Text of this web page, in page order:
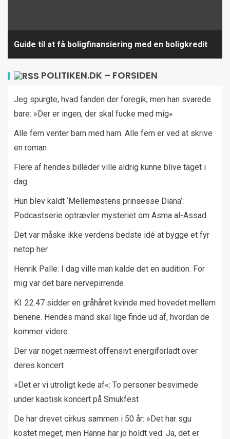
Guide til at få boligfinansiering med en boligkredit
POLITIKEN.DK – FORSIDEN
Jeg spurgte, hvad fanden der foregik, men han svarede
bare: »Der er ingen, der skal fucke med mig«
Alle fem venter barn med ham. Alle fem er ved at skrive
en roman
Flere af hendes billeder ville aldrig kunne blive taget i
dag
Hun blev kaldt ‘Mellemøstens prinsesse Diana’:
Podcastserie optrævler mysteriet om Asma al-Assad
Det var måske ikke verdens bedste idé at bygge et fyr
netop her
Henrik Palle: I dag ville man kalde det en audition. For
mig var det bare nervepirrende
Kl. 22.47 sidder en gråhåret kvinde med hovedet mellem
benene. Hendes mand skal lige finde ud af, hvordan de
kommer videre
Der var noget nærmest offensivt energiforladt over
deres koncert
»Det er vi utroligt kede af«: To personer besvimede
under kaotisk koncert på Smukfest
De har drevet cirkus sammen i 50 år: »Det har sgu
kostet meget, men Hanne har jo holdt ved. Ja, det er